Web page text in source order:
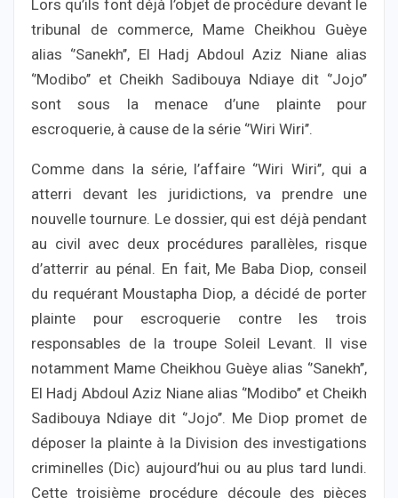
Lors qu’ils font déjà l’objet de procédure devant le
tribunal de commerce, Mame Cheikhou Guèye
alias ‘’Sanekh’’, El Hadj Abdoul Aziz Niane alias
‘’Modibo’’ et Cheikh Sadibouya Ndiaye dit ‘’Jojo’’
sont sous la menace d’une plainte pour
escroquerie, à cause de la série ‘’Wiri Wiri’’.
Comme dans la série, l’affaire ‘’Wiri Wiri’’, qui a
atterri devant les juridictions, va prendre une
nouvelle tournure. Le dossier, qui est déjà pendant
au civil avec deux procédures parallèles, risque
d’atterrir au pénal. En fait, Me Baba Diop, conseil
du requérant Moustapha Diop, a décidé de porter
plainte pour escroquerie contre les trois
responsables de la troupe Soleil Levant. Il vise
notamment Mame Cheikhou Guèye alias ‘’Sanekh’’,
El Hadj Abdoul Aziz Niane alias ‘’Modibo’’ et Cheikh
Sadibouya Ndiaye dit ‘’Jojo’’. Me Diop promet de
déposer la plainte à la Division des investigations
criminelles (Dic) aujourd’hui ou au plus tard lundi.
Cette troisième procédure découle des pièces